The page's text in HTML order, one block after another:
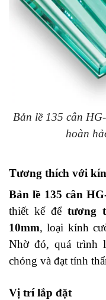
Bản lề 135 cân
hoàn
Tương thích với
Bản lề 135 cân
thiết kế đểtương
10mm, loại kính
Nhờ đó, quá trình
chóng và đạt tính
Vị trí lắp đặt